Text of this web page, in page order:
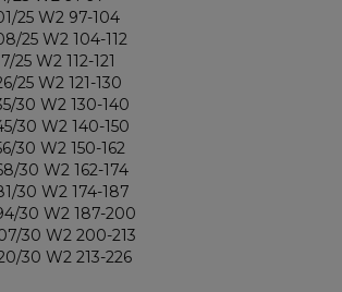
25 W2 97-104
25 W2 104-112
25 W2 112-121
25 W2 121-130
30 W2 130-140
30 W2 140-150
30 W2 150-162
30 W2 162-174
30 W2 174-187
30 W2 187-200
30 W2 200-213
30 W2 213-226